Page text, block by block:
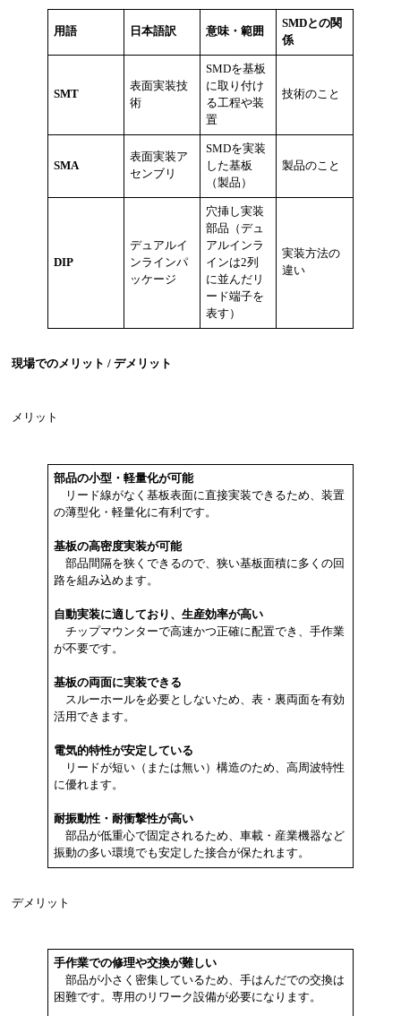
用語 日本語訳 意味・範囲
SMDとの関
係
SMT
表面実装技
術
SMDを基板
に取り付け
る工程や装
置
技術のこと
SMA
表面実装ア
センブリ
SMDを実装
した基板
（製品）
製品のこと
DIP
デュアルイ
ンラインパ
ッケージ
穴挿し実装
部品（デュ
アルインラ
インは2列
に並んだリ
ード端子を
表す）
実装方法の
違い
現場でのメリット / デメリット
メリット
部品の小型・軽量化が可能
リード線がなく基板表面に直接実装できるため、装置
の薄型化・軽量化に有利です。
基板の高密度実装が可能
部品間隔を狭くできるので、狭い基板面積に多くの回
路を組み込めます。
自動実装に適しており、生産効率が高い
チップマウンターで高速かつ正確に配置でき、手作業
が不要です。
基板の両面に実装できる
スルーホールを必要としないため、表・裏両面を有効
活用できます。
電気的特性が安定している
リードが短い（または無い）構造のため、高周波特性
に優れます。
耐振動性・耐衝撃性が高い
部品が低重心で固定されるため、車載・産業機器など
振動の多い環境でも安定した接合が保たれます。
デメリット
手作業での修理や交換が難しい
部品が小さく密集しているため、手はんだでの交換は
困難です。専用のリワーク設備が必要になります。